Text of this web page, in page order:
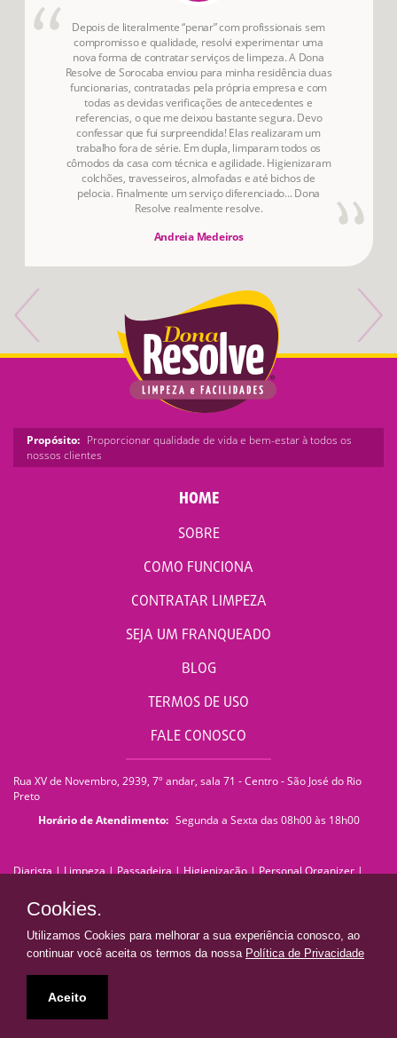
Depois de literalmente “penar” com profissionais sem
compromisso e qualidade, resolvi experimentar uma
nova forma de contratar serviços de limpeza. A Dona
Resolve de Sorocaba enviou para minha residência duas
funcionarias, contratadas pela própria empresa e com
todas as devidas verificações de antecedentes e
referencias, o que me deixou bastante segura. Devo
confessar que fui surpreendida! Elas realizaram um
trabalho fora de série. Em dupla, limparam todos os
cômodos da casa com técnica e agilidade. Higienizaram
colchões, travesseiros, almofadas e até bichos de
pelocia. Finalmente um serviço diferenciado... Dona
Resolve realmente resolve.
Andreia Medeiros
Propósito: Proporcionar qualidade de vida e bem-estar à todos os
nossos clientes
HOME
SOBRE
COMO FUNCIONA
CONTRATAR LIMPEZA
SEJA UM FRANQUEADO
BLOG
TERMOS DE USO
FALE CONOSCO
Rua XV de Novembro, 2939, 7º andar, sala 71 - Centro - São José do Rio
Preto
Horário de Atendimento: Segunda a Sexta das 08h00 às 18h00
Diarista|Limpeza|Passadeira|Higienização|Personal Organizer|
Serviços de Limpeza
Limpeza de Pedra
Estofados|Impermeabilização de Sofá |Impermeabilização de Estofados
Franquia de Limpeza| franquiadn@donaresolve.com
Cookies.
Utilizamos Cookies para melhorar a sua experiência conosco, ao
continuar você aceita os termos da nossa Política de Privacidade
Aceito